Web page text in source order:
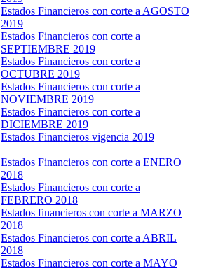
Estados Financieros con corte a AGOSTO
2019
Estados Financieros con corte a
SEPTIEMBRE 2019
Estados Financieros con corte a
OCTUBRE 2019
Estados Financieros con corte a
NOVIEMBRE 2019
Estados Financieros con corte a
DICIEMBRE 2019
Estados Financieros vigencia 2019
Estados Financieros con corte a ENERO
2018
Estados Financieros con corte a
FEBRERO 2018
Estados financieros con corte a MARZO
2018
Estados Financieros con corte a ABRIL
2018
Estados Financieros con corte a MAYO